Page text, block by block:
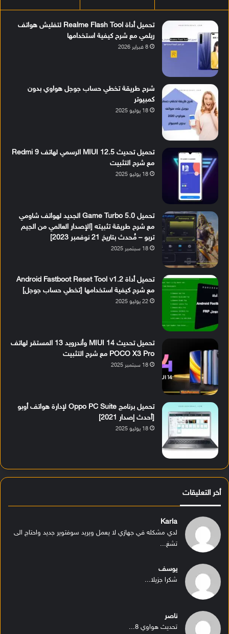
تحميل أداة Realme Flash Tool لتفليش هواتف
ريلمي مع شرح كيفية استخدامها
8 فبراير 2026
شرح طريقة تخطي حساب جوجل هواوي بدون
كمبيوتر
18 يوليو 2025
تحميل تحديث MIUI 12.5 الرسمي لهاتف Redmi 9
مع شرح التثبيت
18 يوليو 2025
تحميل Game Turbo 5.0 الجديد لهواتف شاومي
مع شرح طريقة تثبيته [الإصدار العالمي من الجيم
تربو – مُحدث بتاريخ 21 نوفمبر 2023]
18 سبتمبر 2025
تحميل أداة Android Fastboot Reset Tool v1.2
مع شرح كيفية استخدامها [تخطي حساب جوجل]
22 يوليو 2025
تحميل تحديث MIUI 14 وأندرويد 13 المستقر لهاتف
POCO X3 Pro مع شرح التثبيت
18 سبتمبر 2025
تحميل برنامج Oppo PC Suite لإدارة هواتف أوبو
[أحدث إصدار 2021]
18 يوليو 2025
أخر التعليقات
Karla
لدي مشكله في جهازي لا يعمل ويريد سوفتوير جديد واحتاج الى
تشغ...
يوسف
شكرا جزيلا...
ناصر
تحديث هواوي 8...